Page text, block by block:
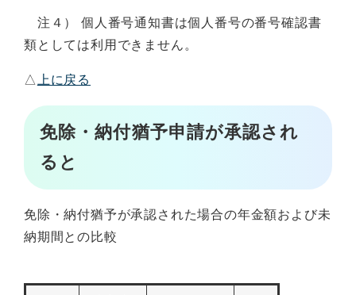
注４） 個人番号通知書は個人番号の番号確認書
類としては利用できません。
△ 上に戻る
免除・納付猶予申請が承認され
ると
免除・納付猶予が承認された場合の年金額および未
納期間との比較